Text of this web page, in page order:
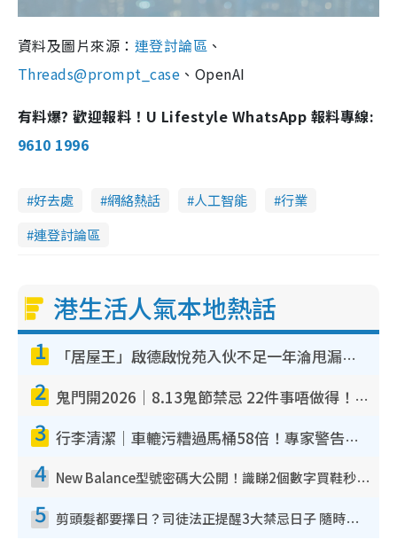
資料及圖片來源： 連登討論區 、
Threads@prompt_case 、OpenAI
有料爆? 歡迎報料！U Lifestyle WhatsApp 報料專線:
9610 1996
好去處 網絡熱話 人工智能
行業
連登討論區
港生活人氣本地熱話
1 「居屋王」啟德啟悅苑入伙不足一年淪甩漏之王！插頭噴火花致大停電 多戶業主全屋家電報銷
2 鬼門開2026｜8.13鬼節禁忌 22件事唔做得！燒肉、刺身要少食？半夜勿吹口哨/打呢個電話
3 行李清潔｜車轆污糟過馬桶58倍！專家警告忌用酒精抹 教1招免污手除菌
4 New Balance型號密碼大公開！識睇2個數字買鞋秒知功能免中伏 附5大熱門鞋款
5 剪頭髮都要擇日？司徒法正提醒3大禁忌日子 隨時剪走財運！呢日剪髮恐「剪壽命」？